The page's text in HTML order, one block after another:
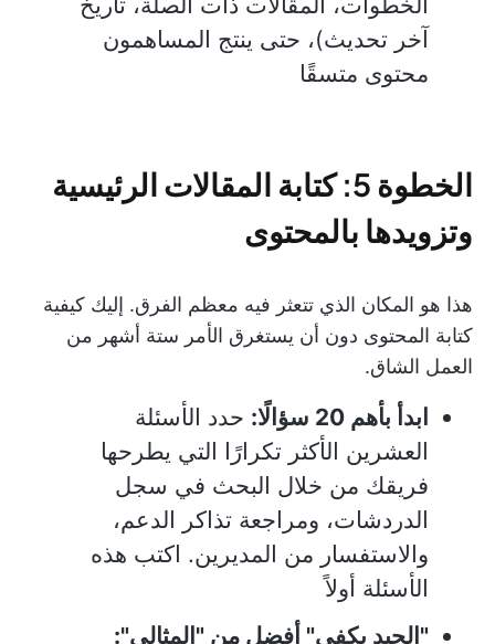
آخر تحديث)، حتى ينتج المساهمون
محتوى متسقًا
الخطوة 5: كتابة المقالات الرئيسية
وتزويدها بالمحتوى
هذا هو المكان الذي تتعثر فيه معظم الفرق. إليك كيفية
كتابة المحتوى دون أن يستغرق الأمر ستة أشهر من
العمل الشاق.
ابدأ بأهم 20 سؤالًا:
حدد الأسئلة
العشرين الأكثر تكرارًا التي يطرحها
فريقك من خلال البحث في سجل
الدردشات، ومراجعة تذاكر الدعم،
والاستفسار من المديرين. اكتب هذه
الأسئلة أولاً
"الجيد يكفي" أفضل من "المثالي":